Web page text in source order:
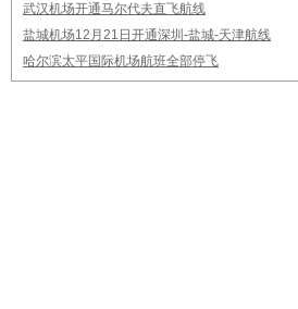
武汉机场开通马尔代夫直飞航线
盐城机场12月21日开通深圳-盐城-天津航线
哈尔滨太平国际机场航班全部停飞